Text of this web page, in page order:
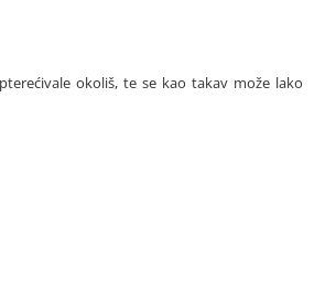
okoliš, te se kao takav može lako